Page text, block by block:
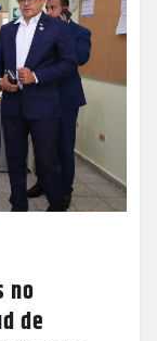
no
de